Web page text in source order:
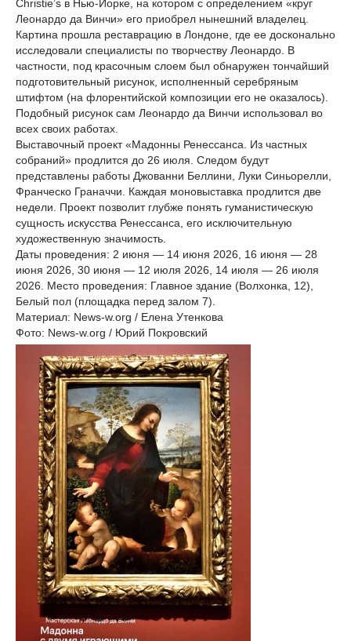
Christie’s в Нью-Йорке, на котором с определением «круг
Леонардо да Винчи» его приобрел нынешний владелец.
Картина прошла реставрацию в Лондоне, где ее досконально
исследовали специалисты по творчеству Леонардо. В
частности, под красочным слоем был обнаружен тончайший
подготовительный рисунок, исполненный серебряным
штифтом (на флорентийской композиции его не оказалось).
Подобный рисунок сам Леонардо да Винчи использовал во
всех своих работах.
Выставочный проект «Мадонны Ренессанса. Из частных
собраний» продлится до 26 июля. Следом будут
представлены работы Джованни Беллини, Луки Синьорелли,
Франческо Граначчи. Каждая моновыставка продлится две
недели. Проект позволит глубже понять гуманистическую
сущность искусства Ренессанса, его исключительную
художественную значимость.
Даты проведения: 2 июня — 14 июня 2026, 16 июня — 28
июня 2026, 30 июня — 12 июля 2026, 14 июля — 26 июля
2026. Место проведения: Главное здание (Волхонка, 12),
Белый пол (площадка перед залом 7).
Материал: News-w.org / Елена Утенкова
Фото: News-w.org / Юрий Покровский